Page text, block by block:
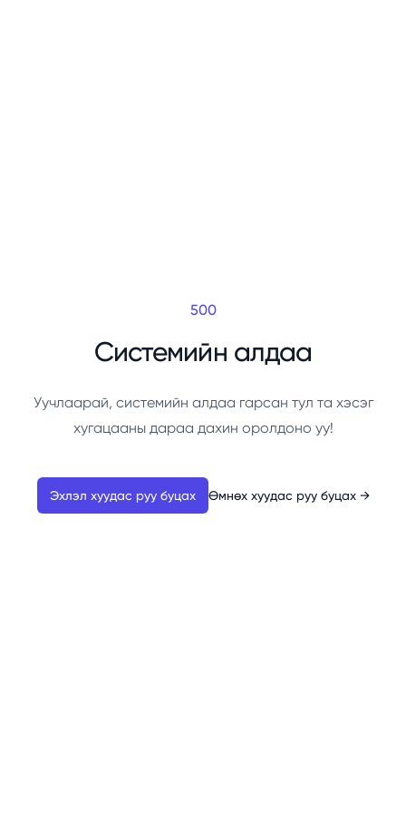
500
Системийн алдаа
Уучлаарай, системийн алдаа гарсан тул та хэсэг
хугацааны дараа дахин оролдоно уу!
Эхлэл хуудас руу буцах Өмнөх хуудас руу буцах →